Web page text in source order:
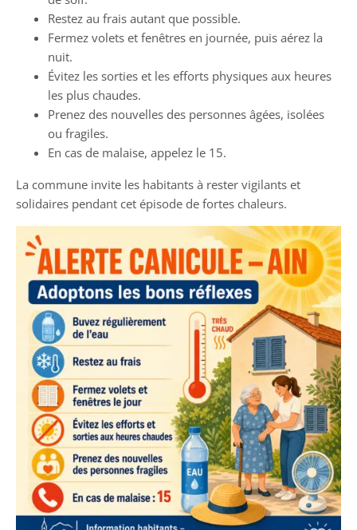
Restez au frais autant que possible.
Fermez volets et fenêtres en journée, puis aérez la
nuit.
Évitez les sorties et les efforts physiques aux heures
les plus chaudes.
Prenez des nouvelles des personnes âgées, isolées
ou fragiles.
En cas de malaise, appelez le 15.
La commune invite les habitants à rester vigilants et
solidaires pendant cet épisode de fortes chaleurs.